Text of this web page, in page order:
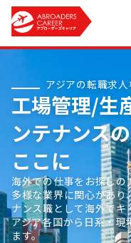
アジアの転職求
工場管理/生
ンテナンス
ここに
海外での仕事をお探しの
多様な業界に関心があ
ナンス職として海外で
アジア各国から日系・現
ます。